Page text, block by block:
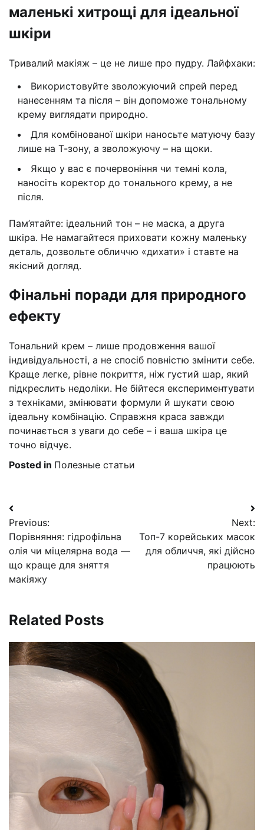
маленькі хитрощі для ідеальної
шкіри
Тривалий макіяж – це не лише про пудру. Лайфхаки:
Використовуйте зволожуючий спрей перед
нанесенням та після – він допоможе тональному
крему виглядати природно.
Для комбінованої шкіри наносьте матуючу базу
лише на Т-зону, а зволожуючу – на щоки.
Якщо у вас є почервоніння чи темні кола,
наносіть коректор до тонального крему, а не
після.
Пам’ятайте: ідеальний тон – не маска, а друга
шкіра. Не намагайтеся приховати кожну маленьку
деталь, дозвольте обличчю «дихати» і ставте на
якісний догляд.
Фінальні поради для природного
ефекту
Тональний крем – лише продовження вашої
індивідуальності, а не спосіб повністю змінити себе.
Краще легке, рівне покриття, ніж густий шар, який
підкреслить недоліки. Не бійтеся експериментувати
з техніками, змінювати формули й шукати свою
ідеальну комбінацію. Справжня краса завжди
починається з уваги до себе – і ваша шкіра це
точно відчує.
Posted in Полезные статьи
Навигация
по
записям
Previous:
Порівняння: гідрофільна
олія чи міцелярна вода —
що краще для зняття
макіяжу
Next:
Топ-7 корейських масок
для обличчя, які дійсно
працюють
Related Posts